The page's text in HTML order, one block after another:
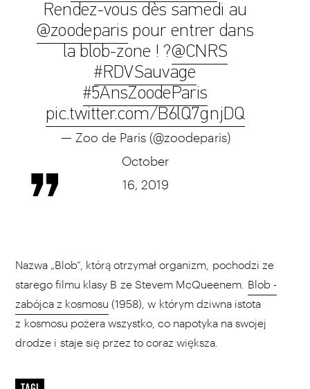
Rendez-vous dès samedi au
@zoodeparis pour entrer dans
la blob-zone ! ?@CNRS
#RDVSauvage
#5AnsZoodeParis
pic.twitter.com/B6lQ7gnjDQ
— Zoo de Paris (@zoodeparis)
October
16, 2019
Nazwa „Blob”, którą otrzymał organizm, pochodzi ze
starego filmu klasy B ze Stevem McQueenem. Blob -
zabójca z kosmosu (1958), w którym dziwna istota
z kosmosu pożera wszystko, co napotyka na swojej
drodze i staje się przez to coraz większa.